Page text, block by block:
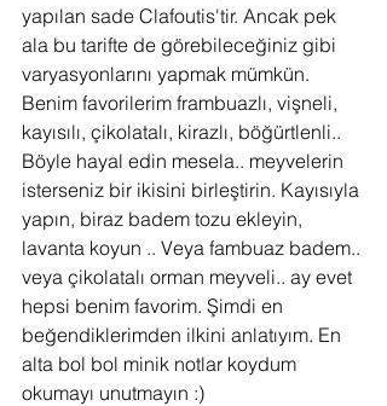
yapılan sade Clafoutis'tir. Ancak pek
ala bu tarifte de görebileceğiniz gibi
varyasyonlarını yapmak mümkün.
Benim favorilerim frambuazlı, vişneli,
kayısılı, çikolatalı, kirazlı, böğürtlenli..
Böyle hayal edin mesela.. meyvelerin
isterseniz bir ikisini birleştirin. Kayısıyla
yapın, biraz badem tozu ekleyin,
lavanta koyun .. Veya fambuaz badem..
veya çikolatalı orman meyveli.. ay evet
hepsi benim favorim. Şimdi en
beğendiklerimden ilkini anlatıyım. En
alta bol bol minik notlar koydum
okumayı unutmayın :)